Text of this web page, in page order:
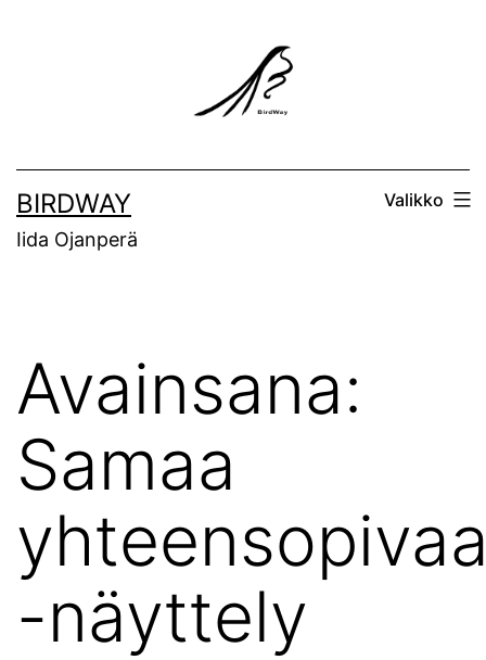
BIRDWAY
Iida Ojanperä
Valikko
Avainsana:
Samaa
-näyttely